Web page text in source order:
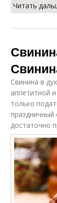
Читать
Свинина в
аппетитной
только
праздничный
достаточно